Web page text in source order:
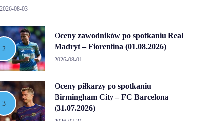
2026-08-03
Oceny zawodników po spotkaniu Real
Madryt – Fiorentina (01.08.2026)
2026-08-01
Oceny piłkarzy po spotkaniu
Birmingham City – FC Barcelona
(31.07.2026)